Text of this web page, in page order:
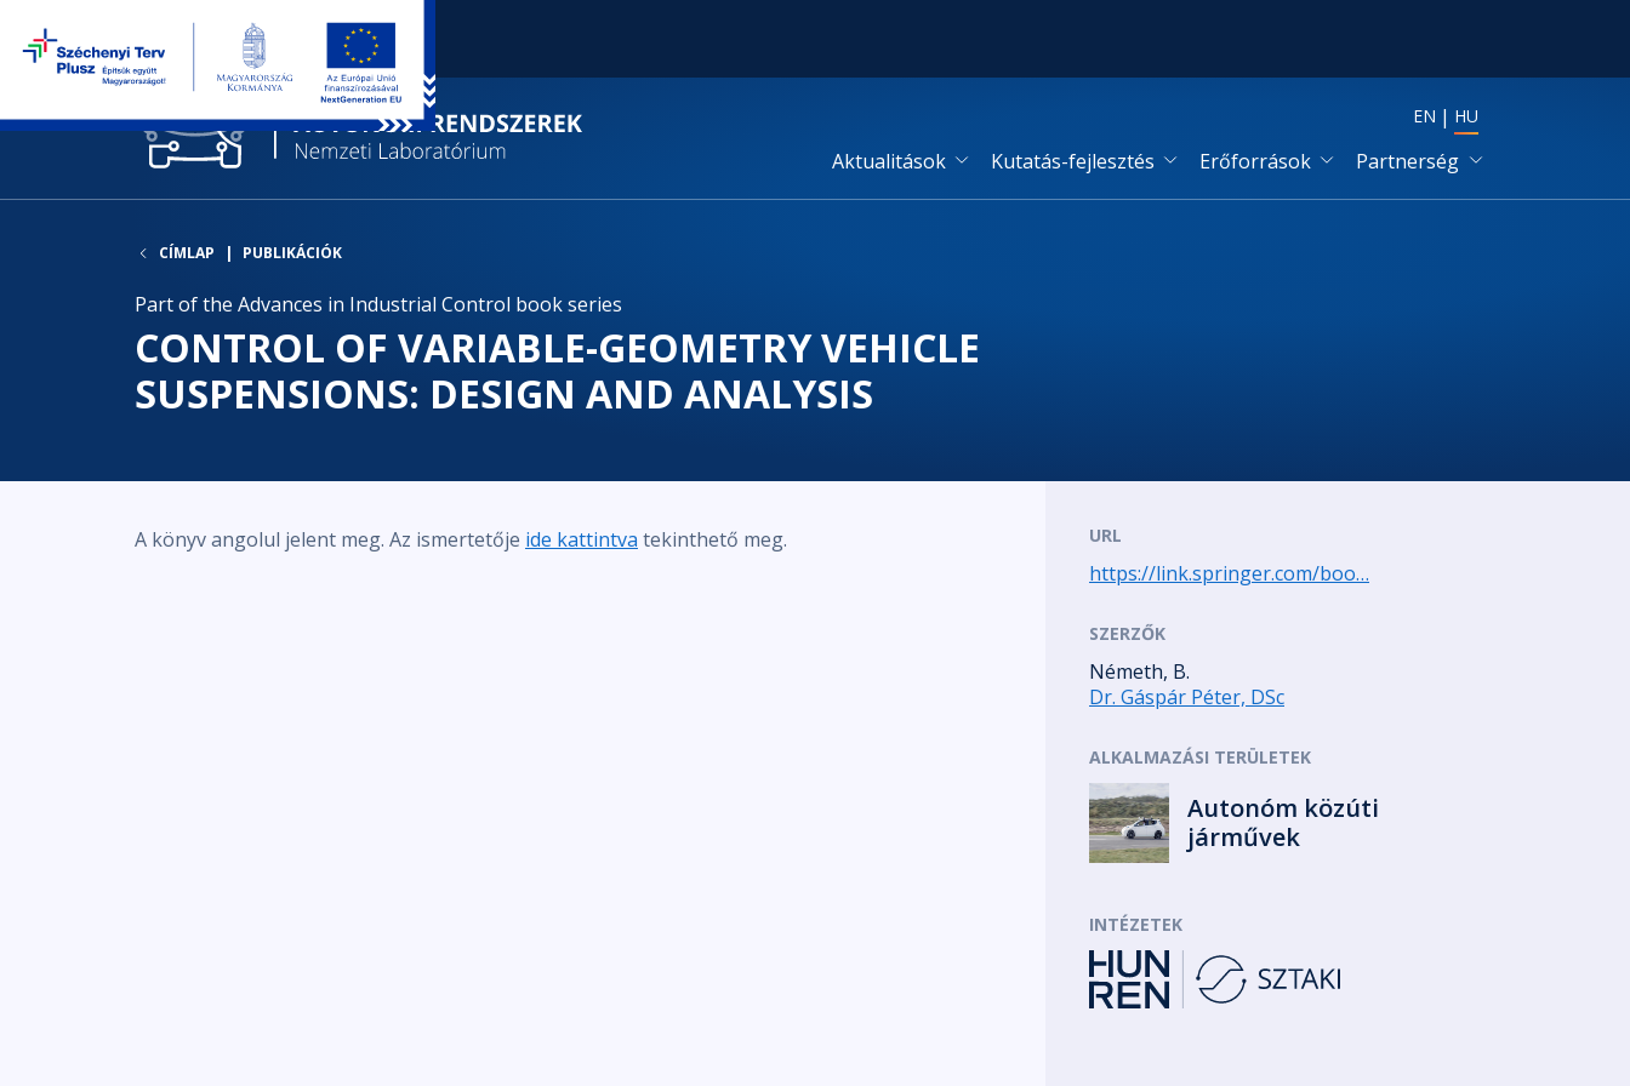
EN HU
Aktualitások Kutatás-fejlesztés Erőforrások Partnerség
CÍMLAP PUBLIKÁCIÓK
Part of the Advances in Industrial Control book series
CONTROL OF VARIABLE-GEOMETRY VEHICLE
SUSPENSIONS: DESIGN AND ANALYSIS
A könyv angolul jelent meg. Az ismertetője ide kattintva tekinthető meg. URL
https://link.springer.com/boo…
SZERZŐK
Németh, B.
Dr. Gáspár Péter, DSc
ALKALMAZÁSI TERÜLETEK
Autonóm közúti
járművek
INTÉZETEK